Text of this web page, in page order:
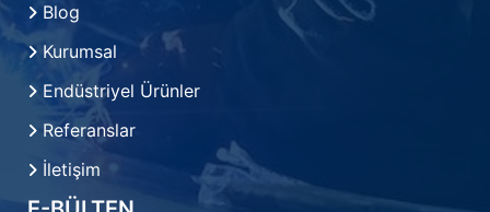
Blog
Kurumsal
Endüstriyel Ürünler
Referanslar
İletişim